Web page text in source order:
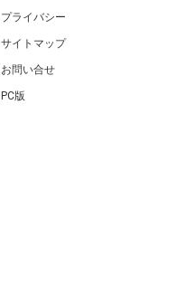
プライバシー
サイトマップ
お問い合せ
PC版